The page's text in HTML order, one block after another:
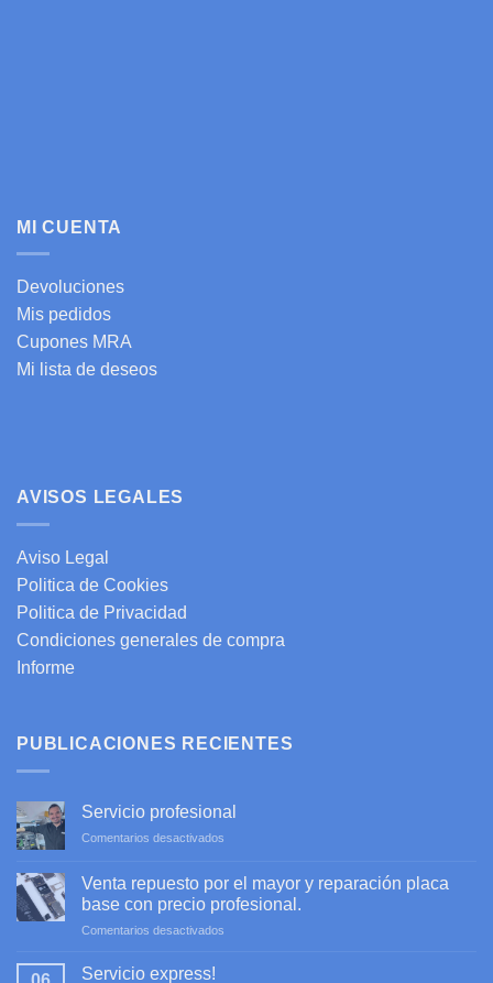
MI CUENTA
Devoluciones
Mis pedidos
Cupones MRA
Mi lista de deseos
AVISOS LEGALES
Aviso Legal
Politica de Cookies
Politica de Privacidad
Condiciones generales de compra
Informe
PUBLICACIONES RECIENTES
Servicio profesional
Comentarios desactivados
profesional
Venta repuesto por el mayor y reparación placa
base con precio profesional.
Comentarios desactivados
Servicio express!